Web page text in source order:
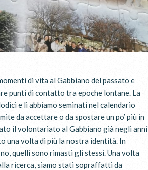
di vita al Gabbiano del passato e
punti di contatto tra epoche lontane. La
e li abbiamo seminati nel calendario
da accettare o da spostare un po’ più in
il volontariato al Gabbiano già negli anni
una volta di più la nostra identità. In
quelli sono rimasti gli stessi. Una volta
ricerca, siamo stati sopraffatti da